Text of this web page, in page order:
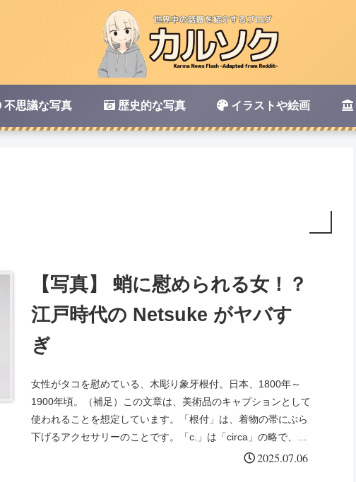
不思議な写真 歴史的な写真 イラストや絵画
【写真】 蛸に慰められる女！？
江戸時代の Netsuke がヤバす
ぎ
女性がタコを慰めている、木彫り象牙根付。日本、1800年～
1900年頃。（補足）この文章は、美術品のキャプションとして
使われることを想定しています。「根付」は、着物の帯にぶら
下げるアクセサリーのことです。「c.」は「circa」の略で、
2025.07.06